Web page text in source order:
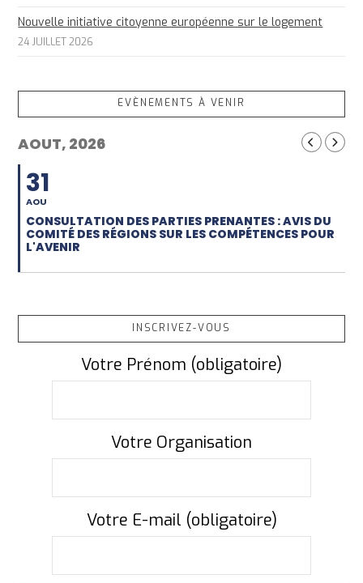
Nouvelle initiative citoyenne européenne sur le logement
24 JUILLET 2026
EVÈNEMENTS À VENIR
AOUT, 2026
31
AOU
CONSULTATION DES PARTIES PRENANTES : AVIS DU
COMITÉ DES RÉGIONS SUR LES COMPÉTENCES POUR
L'AVENIR
INSCRIVEZ-VOUS
Votre Prénom (obligatoire)
Votre Organisation
Votre E-mail (obligatoire)